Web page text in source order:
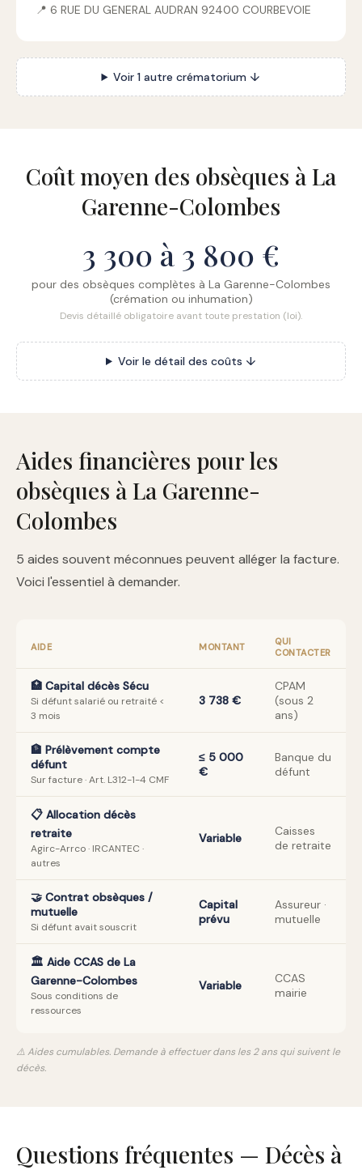
📍 6 RUE DU GENERAL AUDRAN 92400 COURBEVOIE
Voir 1 autre crématorium ↓
Coût moyen des obsèques à La
Garenne-Colombes
3 300 à 3 800 €
pour des obsèques complètes à La Garenne-Colombes
(crémation ou inhumation)
Devis détaillé obligatoire avant toute prestation (loi).
Voir le détail des coûts ↓
Aides financières pour les
obsèques à La Garenne-
Colombes
5 aides souvent méconnues peuvent alléger la facture.
Voici l'essentiel à demander.
AIDE MONTANT
QUI
CONTACTER
🏥 Capital décès Sécu
Si défunt salarié ou retraité <
3 mois
3 738 €
CPAM
(sous 2
ans)
🏦 Prélèvement compte
défunt
Sur facture · Art. L312-1-4 CMF
≤ 5 000
€
Banque du
défunt
📋 Allocation décès
retraite
Agirc-Arrco · IRCANTEC ·
autres
Variable
Caisses
de retraite
🤝 Contrat obsèques /
mutuelle
Si défunt avait souscrit
Capital
prévu
Assureur ·
mutuelle
🏛️ Aide CCAS de La
Garenne-Colombes
Sous conditions de
ressources
Variable
CCAS
mairie
⚠️ Aides cumulables. Demande à effectuer dans les 2 ans qui suivent le
décès.
Questions fréquentes — Décès à